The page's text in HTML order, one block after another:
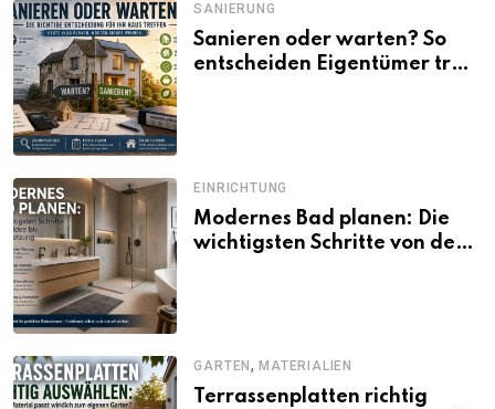
SANIERUNG
Sanieren oder warten? So
entscheiden Eigentümer trotz
EINRICHTUNG
Modernes Bad planen: Die
wichtigsten Schritte von der
GARTEN,MATERIALIEN
Terrassenplatten richtig